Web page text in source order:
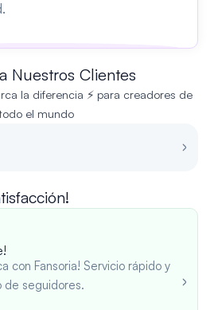
Nuestros Clientes
la diferencia ⚡ para creadores de
el mundo
con Fansoria! Servicio rápido y
de seguidores.